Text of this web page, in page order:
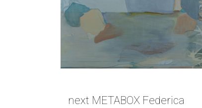
next METABOX Federica